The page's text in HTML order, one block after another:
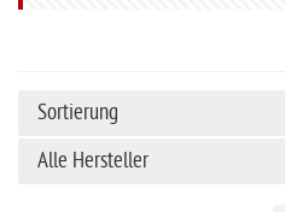
Sortierung
Alle Hersteller